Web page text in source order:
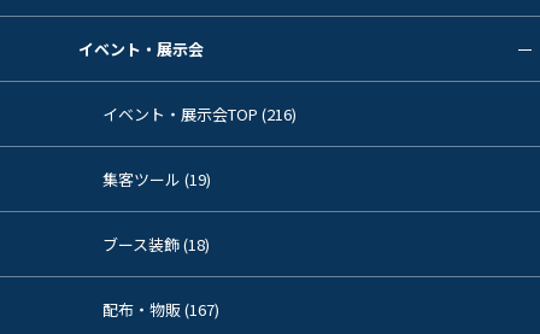
イベント・展示会
イベント・展示会TOP (216)
集客ツール (19)
ブース装飾 (18)
配布・物販 (167)